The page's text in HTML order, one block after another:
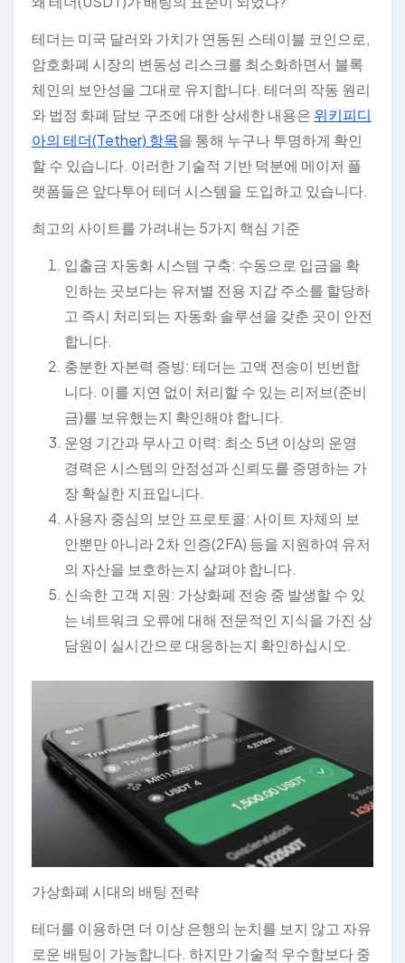
테더는 미국 달러와 가치가 연동된 스테이블 코인으로,
암호화폐 시장의 변동성 리스크를 최소화하면서 블록
체인의 보안성을 그대로 유지합니다. 테더의 작동 원리
와 법정 화폐 담보 구조에 대한 상세한 내용은 위키피디
아의 테더(Tether) 항목을 통해 누구나 투명하게 확인
할 수 있습니다. 이러한 기술적 기반 덕분에 메이저 플
랫폼들은 앞다투어 테더 시스템을 도입하고 있습니다.
최고의 사이트를 가려내는 5가지 핵심 기준
입출금 자동화 시스템 구축: 수동으로 입금을 확
인하는 곳보다는 유저별 전용 지갑 주소를 할당하
고 즉시 처리되는 자동화 솔루션을 갖춘 곳이 안전
합니다.
충분한 자본력 증빙: 테더는 고액 전송이 빈번합
니다. 이를 지연 없이 처리할 수 있는 리저브(준비
금)를 보유했는지 확인해야 합니다.
운영 기간과 무사고 이력: 최소 5년 이상의 운영
경력은 시스템의 안정성과 신뢰도를 증명하는 가
장 확실한 지표입니다.
사용자 중심의 보안 프로토콜: 사이트 자체의 보
안뿐만 아니라 2차 인증(2FA) 등을 지원하여 유저
의 자산을 보호하는지 살펴야 합니다.
신속한 고객 지원: 가상화폐 전송 중 발생할 수 있
는 네트워크 오류에 대해 전문적인 지식을 가진 상
담원이 실시간으로 대응하는지 확인하십시오.
가상화폐 시대의 배팅 전략
테더를 이용하면 더 이상 은행의 눈치를 보지 않고 자유
로운 배팅이 가능합니다. 하지만 기술적 우수함보다 중